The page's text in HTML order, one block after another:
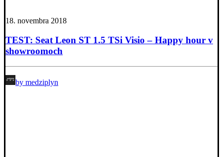
18. novembra 2018
TEST: Seat Leon ST 1.5 TSi Visio – Happy hour v
showroomoch
by medziplyn